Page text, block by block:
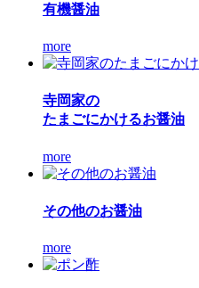
有機醤油
more
寺岡家の
たまごにかけるお醤油
more
その他のお醤油
more